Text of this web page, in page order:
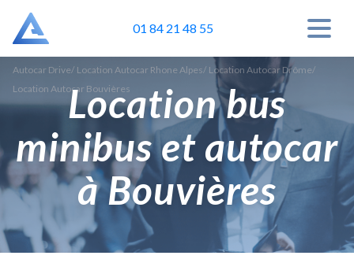
01 84 21 48 55
Autocar Drive/ Location Autocar Rhone Alpes/ Location Autocar Drôme/
Location Autocar Bouvières
Location bus
minibus et autocar
à Bouvières